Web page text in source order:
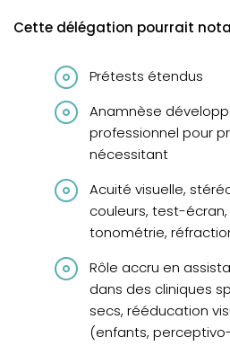
Cette délégation pourrait
Prétests étendus
Anamnèse
professionnel pour
nécessitant
Acuité visuelle,
couleurs, test-
tonométrie,
Rôle accru en
dans des cliniques
secs, rééducation
(enfants,